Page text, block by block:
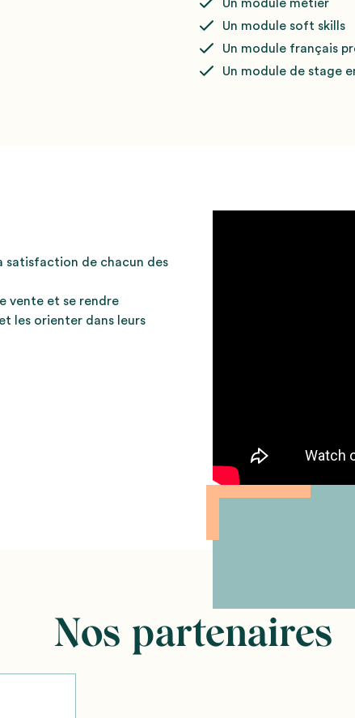
Un module métier
Un module soft skills
Un module français
Un module de stage
satisfaction de chacun des
vente et se rendre
les orienter dans leurs
Nos partenaires